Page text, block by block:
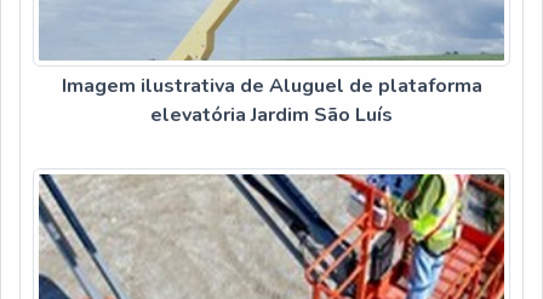
Imagem ilustrativa de Aluguel de plataforma
elevatória Jardim São Luís